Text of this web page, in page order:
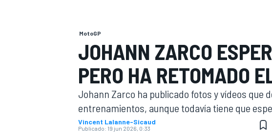
MOTOGP
MotoGP
JOHANN ZARCO
PERO HA RETOMADO
Johann Zarco ha publicado fotos y vídeos que
entrenamientos, aunque todavía tiene que
Vincent Lalanne-Sicaud
Publicado: 19 jun 2026, 0:33